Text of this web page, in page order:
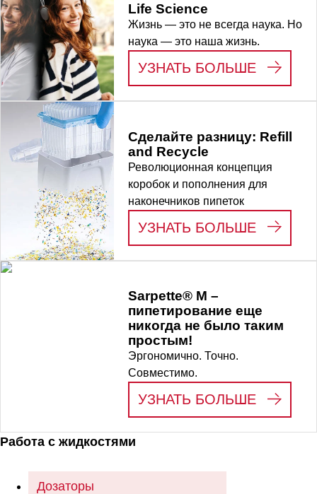
Работа с жидкостями
Дозаторы
Life Science
Жизнь — это не всегда наука. Но
наука — это наша жизнь.
УЗНАТЬ БОЛЬШЕ LIFE
Сделайте разницу: Refill
and Recycle
Революционная концепция
коробок и пополнения для
наконечников пипеток
УЗНАТЬ БОЛЬШЕ
Sarpette® M –
пипетирование еще
никогда не было таким
простым!
Эргономично. Точно.
Совместимо.
УЗНАТЬ БОЛЬШЕ: